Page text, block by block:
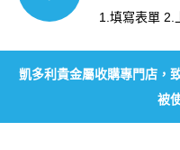
1.填寫表單 2.
凱多利貴金屬收購專門店，
被